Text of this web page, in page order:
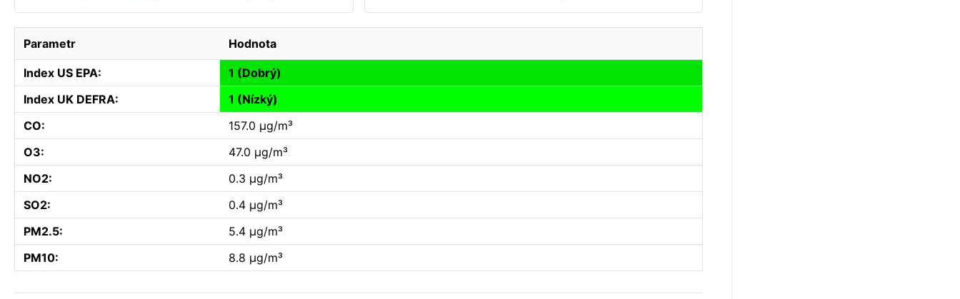
Parametr Hodnota
Index US EPA:
1 (Dobrý)
Index UK DEFRA:
1 (Nízký)
CO:
157.0 µg/m³
O3:
47.0 µg/m³
NO2:
0.3 µg/m³
SO2:
0.4 µg/m³
PM2.5:
5.4 µg/m³
PM10:
8.8 µg/m³